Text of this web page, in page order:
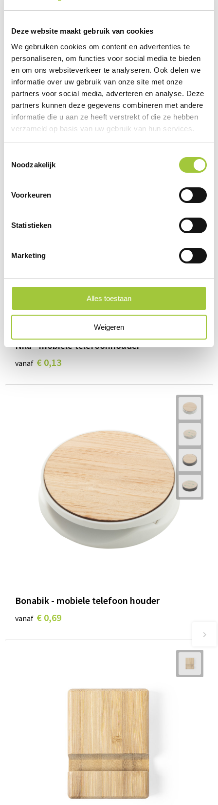
Deze website maakt gebruik van cookies
We gebruiken cookies om content en advertenties te
personaliseren, om functies voor social media te bieden
en om ons websiteverkeer te analyseren. Ook delen we
informatie over uw gebruik van onze site met onze
partners voor social media, adverteren en analyse. Deze
partners kunnen deze gegevens combineren met andere
informatie die u aan ze heeft verstrekt of die ze hebben
verzameld op basis van uw gebruik van hun services.
Noodzakelijk
Voorkeuren
Statistieken
Marketing
Alles toestaan
Weigeren
Prijsinformatie
Indien de staffels niet aanwezig zijn moet je
eerst een optie hierboven selecteren
Draai uw mobiel voor de Prijs informatie
Gerelateerde producten
Nila - mobiele telefoonhouder
vanaf € 0,13
Bonabik - mobiele telefoon houder
vanaf € 0,69